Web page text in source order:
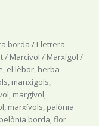
borda / Lletrera
/ Marcívol / Marxígol /
el·lèbor, herba
manxígols,
margívol,
marxívols, palònia
borda, flor